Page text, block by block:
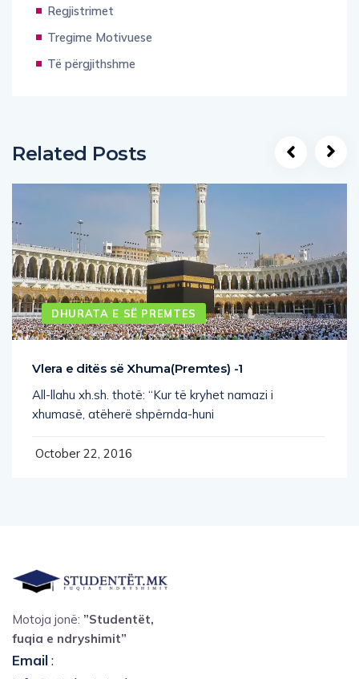
Regjistrimet
Tregime Motivuese
Të përgjithshme
Related Posts
DHURATA E SË PREMTES
Vlera e ditës së Xhuma(Premtes) -1
All-llahu xh.sh. thotë: “Kur të kryhet namazi i
xhumasë, atëherë shpërnda-huni
October 22, 2016
Motoja jonë: ”Studentët,
fuqia e ndryshimit”
Email: